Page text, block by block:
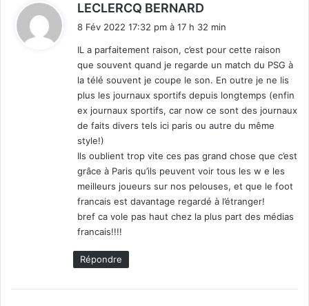
LECLERCQ BERNARD
i
:
8 Fév 2022 17:32 pm à 17 h 32 min
IL a parfaitement raison, c’est pour cette raison
que souvent quand je regarde un match du PSG à
la télé souvent je coupe le son. En outre je ne lis
plus les journaux sportifs depuis longtemps (enfin
ex journaux sportifs, car now ce sont des journaux
de faits divers tels ici paris ou autre du même
style!)
Ils oublient trop vite ces pas grand chose que c’est
grâce à Paris qu’ils peuvent voir tous les w e les
meilleurs joueurs sur nos pelouses, et que le foot
francais est davantage regardé à l’étranger!
bref ca vole pas haut chez la plus part des médias
francais!!!!
Répondre